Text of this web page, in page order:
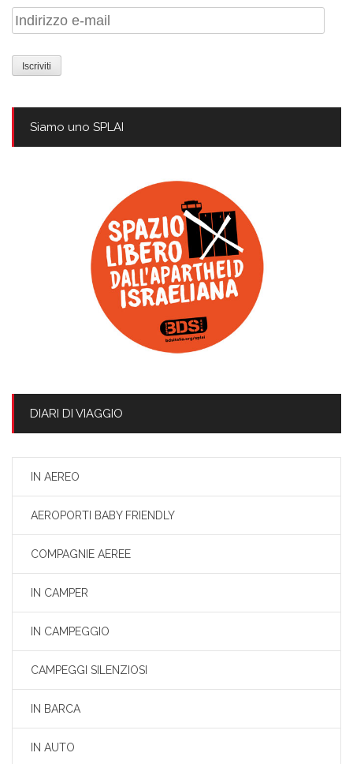
Indirizzo
e-
mail
Siamo uno SPLAI
DIARI DI VIAGGIO
IN AEREO
AEROPORTI BABY FRIENDLY
COMPAGNIE AEREE
IN CAMPER
IN CAMPEGGIO
CAMPEGGI SILENZIOSI
IN BARCA
IN AUTO